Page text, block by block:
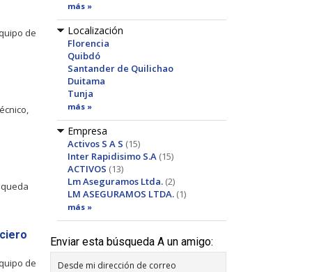
más »
Localización
Florencia
Quibdó
Santander de Quilichao
Duitama
Tunja
más »
Empresa
Activos S A S (15)
Inter Rapidisimo S.A (15)
ACTIVOS (13)
Lm Aseguramos Ltda. (2)
LM ASEGURAMOS LTDA. (1)
más »
Enviar esta búsqueda A un amigo:
Desde mi dirección de correo
de
de